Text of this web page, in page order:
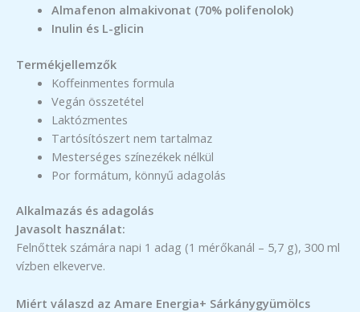
Almafenon almakivonat (70% polifenolok)
Inulin és L-glicin
Termékjellemzők
Koffeinmentes formula
Vegán összetétel
Laktózmentes
Tartósítószert nem tartalmaz
Mesterséges színezékek nélkül
Por formátum, könnyű adagolás
Alkalmazás és adagolás
Javasolt használat:
Felnőttek számára napi 1 adag (1 mérőkanál – 5,7 g), 300 ml
vízben elkeverve.
Miért válaszd az Amare Energia+ Sárkánygyümölcs